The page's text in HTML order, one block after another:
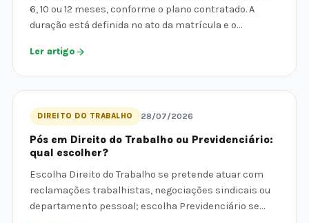
6, 10 ou 12 meses, conforme o plano contratado. A
duração está definida no ato da matrícula e o…
Ler artigo
DIREITO DO TRABALHO 28/07/2026
Pós em Direito do Trabalho ou Previdenciário:
qual escolher?
Escolha Direito do Trabalho se pretende atuar com
reclamações trabalhistas, negociações sindicais ou
departamento pessoal; escolha Previdenciário se…